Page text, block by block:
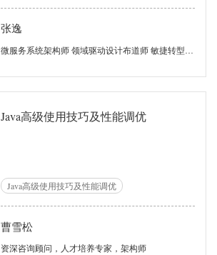
程体系，旨在解决需求分析与软件设计的不
一致问题，解决领域建模与程序实现的不一
张逸
微服务系统架构师 领域驱动设计布道师 敏捷转型咨询师
Java高级使用技巧及性能调优
Java高级使用技巧及性能调优
曹雪松
资深咨询顾问，人才培养专家，架构师